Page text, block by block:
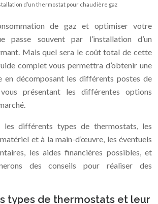
d’un thermostat pour chaudière gaz
de gaz et optimiser votre
passe souvent par l’installation d’un
Mais quel sera le coût total de cette
complet vous permettra d’obtenir une
en décomposant les différents postes de
présentant les différentes options
les différents types de thermostats, les
et à la main-d’œuvre, les éventuels
les aides financières possibles, et
des conseils pour réaliser des
types de thermostats et leur